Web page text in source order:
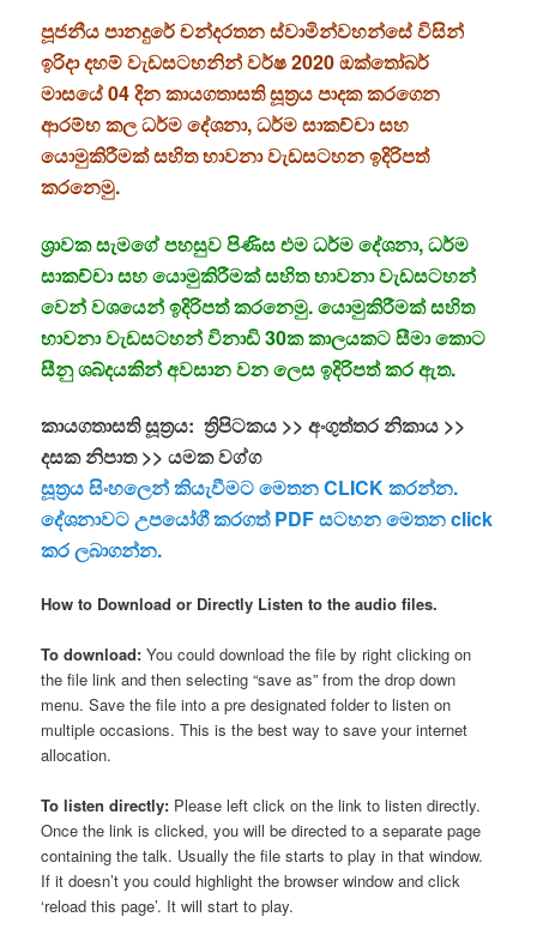
පූජනීය පානදුරේ චන්දරතන ස්වාමින්වහන්සේ විසින්
ඉරිදා දහම් වැඩසටහනින් වර්ෂ 2020 ඔක්තෝබර්
මාසයේ 04 දින කායගතාසති සූත්‍රය පාදක කරගෙන
ආරම්භ කල ධර්ම දේශනා, ධර්ම සාකච්චා සහ
යොමුකිරීමක් සහිත භාවනා වැඩසටහන ඉදිරිපත්
කරනෙමු.
ශ්‍රාවක සැමගේ පහසුව පිණිස එම ධර්ම දේශනා, ධර්ම
සාකච්චා සහ යොමුකිරීමක් සහිත භාවනා වැඩසටහන්
වෙන් වශයෙන් ඉදිරිපත් කරනෙමු. යොමුකිරීමක් සහිත
භාවනා වැඩසටහන් විනාඩි 30ක කාලයකට සීමා කොට
සීනු ශබ්දයකින් අවසාන වන ලෙස ඉදිරිපත් කර ඇත.
කායගතාසති සූත්‍රය: ත්‍රිපිටකය >> අංගුත්තර නිකාය >>
දසක නිපාත >> යමක වග්ග
සූත්‍රය සිංහලෙන් කියැවීමට මෙතන CLICK කරන්න.
දේශනාවට උපයෝගී කරගත් PDF සටහන මෙතන click
කර ලබාගන්න.
How to Download or Directly Listen to the audio files.
To download: You could download the file by right clicking on
the file link and then selecting “save as” from the drop down
menu. Save the file into a pre designated folder to listen on
multiple occasions. This is the best way to save your internet
allocation.
To listen directly: Please left click on the link to listen directly.
Once the link is clicked, you will be directed to a separate page
containing the talk. Usually the file starts to play in that window.
If it doesn’t you could highlight the browser window and click
‘reload this page’. It will start to play.